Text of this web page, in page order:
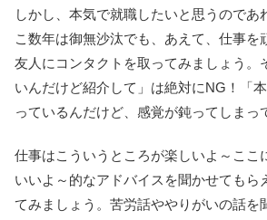
しかし、本気で就職したいと思うのであ
こ数年は御無沙汰でも、あえて、仕事を
友人にコンタクトを取ってみましょう。
いんだけど紹介して」は絶対にNG！「
っているんだけど、感覚が鈍ってしまっ
仕事はこういうところが楽しいよ～ここ
いいよ～的なアドバイスを聞かせてもら
てみましょう。苦労話ややりがいの話を